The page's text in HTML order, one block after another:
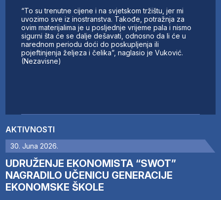
AKTIVNOSTI
30. Juna 2026.
UDRUŽENJE EKONOMISTA “SWOT”
NAGRADILO UČENICU GENERACIJE
EKONOMSKE ŠKOLE
“To su trenutne cijene i na svjetskom tržištu, jer mi
uvozimo sve iz inostranstva. Takođe, potražnja za
ovim materijalima je u posljednje vrijeme pala i nismo
sigurni šta će se dalje dešavati, odnosno da li će u
narednom periodu doći do poskupljenja ili
pojeftinjenja željeza i čelika”, naglasio je Vuković.
(Nezavisne)